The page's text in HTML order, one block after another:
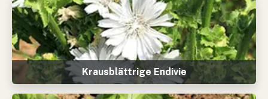
Krausblättrige Endivie